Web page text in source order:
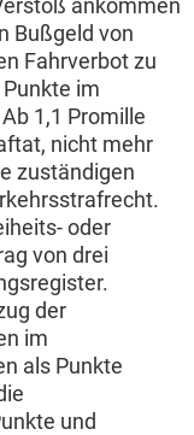
Bußgeld von
Fahrverbot zu
im
1,1 Promille
nicht mehr
zuständigen
oder
von drei
der
im
als Punkte
und